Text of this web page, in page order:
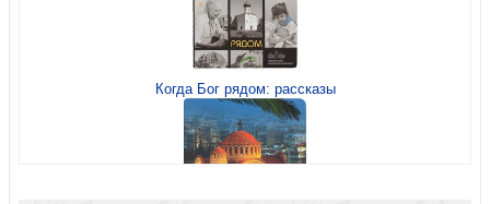
О молитве в Духе и Истине (по творениям Евагрия
Понтийского
Когда Бог рядом: рассказы